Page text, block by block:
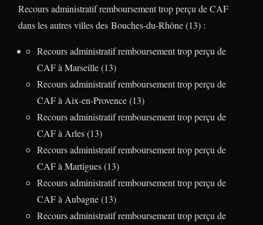
Recours administratif remboursement trop perçu de CAF
dans les autres villes des Bouches-du-Rhône (13) :
Recours administratif remboursement trop perçu de
CAF à Marseille (13)
Recours administratif remboursement trop perçu de
CAF à Aix-en-Provence (13)
Recours administratif remboursement trop perçu de
CAF à Arles (13)
Recours administratif remboursement trop perçu de
CAF à Martigues (13)
Recours administratif remboursement trop perçu de
CAF à Aubagne (13)
Recours administratif remboursement trop perçu de